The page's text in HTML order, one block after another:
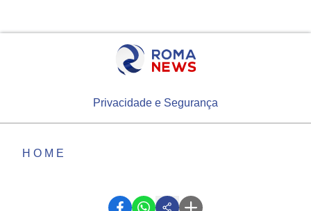
Privacidade e Segurança
HOME